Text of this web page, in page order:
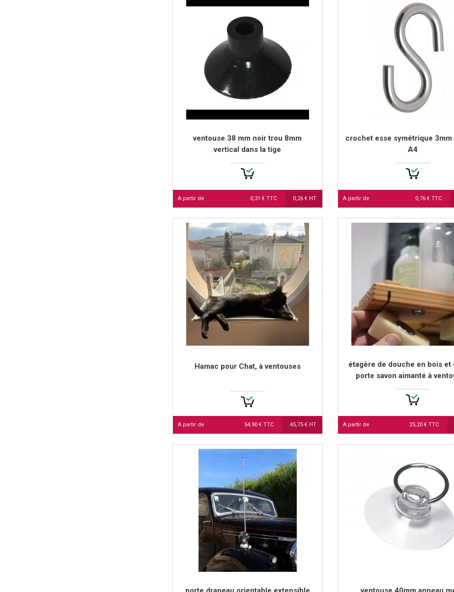
ventouse 38 mm noir trou 8mm
vertical dans la tige
A partir de 0,31 € TTC 0,26 € HT
crochet esse symétrique 3mm
A4
A partir de 0,76 € TTC
Hamac pour Chat, à ventouses
A partir de 54,90 € TTC 45,75 € HT
étagère de douche en bois et
porte savon aimanté à
A partir de 25,20 € TTC